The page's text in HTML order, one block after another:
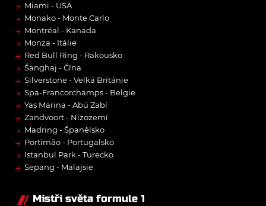
→ Miami - USA
→ Monako - Monte Carlo
→ Montréal - Kanada
→ Monza - Itálie
→ Red Bull Ring - Rakousko
→ Šanghaj - Čína
→ Silverstone - Velká Británie
→ Spa-Francorchamps - Belgie
→ Yas Marina - Abú Zabí
→ Zandvoort - Nizozemí
→ Madring - Španělsko
→ Portimão - Portugalsko
→ Istanbul Park - Turecko
→ Sepang - Malajsie
Mistři světa formule 1